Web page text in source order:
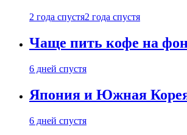
2 года спустя2 года спустя
Чаще пить кофе на
6 дней спустя
Япония и Южная
6 дней спустя